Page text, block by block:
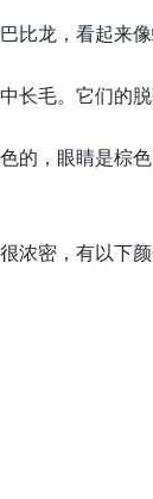
比龙，看起来
长毛。它们的
的，眼睛是棕
浓密，有以下颜